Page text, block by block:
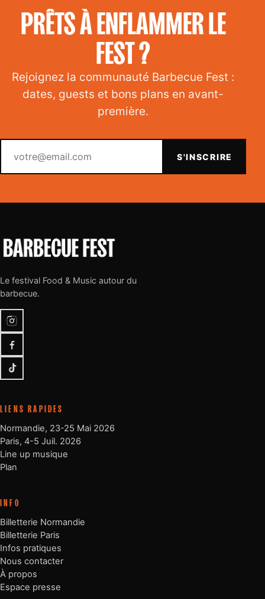
PRÊTS À ENFLAMMER LE
FEST ?
Rejoignez la communauté Barbecue Fest :
dates, guests et bons plans en avant-
première.
S'INSCRIRE
Le festival Food & Music autour du
barbecue.
Instagram
Facebook
TikTok
LIENS RAPIDES
Normandie, 23-25 Mai 2026
Paris, 4-5 Juil. 2026
Line up musique
Plan
INFO
Billetterie Normandie
Billetterie Paris
Infos pratiques
Nous contacter
À propos
Espace presse